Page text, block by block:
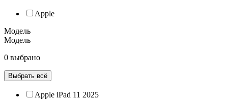
Apple
Модель
Модель
0 выбрано
Выбрать всё
Apple iPad 11 2025